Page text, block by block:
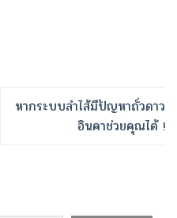
หากระบบลำไส้มีปัญหาถั่วดาว
อินคาช่วยคุณได้ !